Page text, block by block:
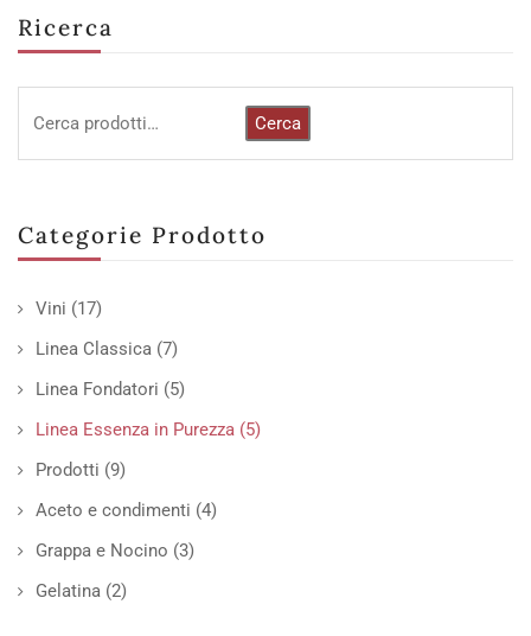
Ricerca
Cerca
Categorie Prodotto
Vini (17)
Linea Classica (7)
Linea Fondatori (5)
Linea Essenza in Purezza (5)
Prodotti (9)
Aceto e condimenti (4)
Grappa e Nocino (3)
Gelatina (2)